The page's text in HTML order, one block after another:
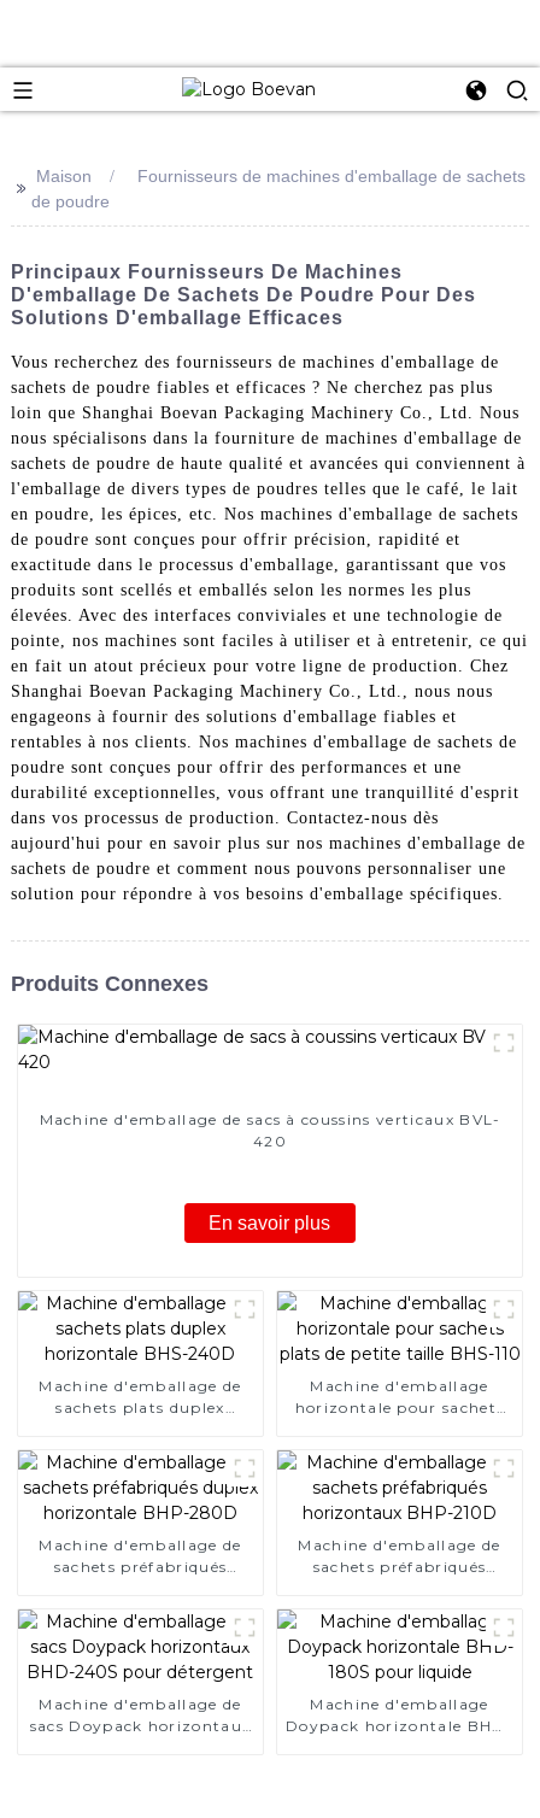
>> Maison
Fournisseurs de machines d'emballage de sachets
de poudre
Principaux Fournisseurs De Machines
D'emballage De Sachets De Poudre Pour Des
Solutions D'emballage Efficaces
Vous recherchez des fournisseurs de machines d'emballage de
sachets de poudre fiables et efficaces ? Ne cherchez pas plus
loin que Shanghai Boevan Packaging Machinery Co., Ltd. Nous
nous spécialisons dans la fourniture de machines d'emballage de
sachets de poudre de haute qualité et avancées qui conviennent à
l'emballage de divers types de poudres telles que le café, le lait
en poudre, les épices, etc. Nos machines d'emballage de sachets
de poudre sont conçues pour offrir précision, rapidité et
exactitude dans le processus d'emballage, garantissant que vos
produits sont scellés et emballés selon les normes les plus
élevées. Avec des interfaces conviviales et une technologie de
pointe, nos machines sont faciles à utiliser et à entretenir, ce qui
en fait un atout précieux pour votre ligne de production. Chez
Shanghai Boevan Packaging Machinery Co., Ltd., nous nous
engageons à fournir des solutions d'emballage fiables et
rentables à nos clients. Nos machines d'emballage de sachets de
poudre sont conçues pour offrir des performances et une
durabilité exceptionnelles, vous offrant une tranquillité d'esprit
dans vos processus de production. Contactez-nous dès
aujourd'hui pour en savoir plus sur nos machines d'emballage de
sachets de poudre et comment nous pouvons personnaliser une
solution pour répondre à vos besoins d'emballage spécifiques.
Produits Connexes
Machine d'emballage de sacs à coussins verticaux BVL-
420
En savoir plus
Machine d'emballage de
sachets plats duplex
Machine d'emballage
horizontale pour sachets
Machine d'emballage de
sachets préfabriqués
Machine d'emballage de
sachets préfabriqués
Machine d'emballage de
sacs Doypack horizontaux
Machine d'emballage
Doypack horizontale BHD-